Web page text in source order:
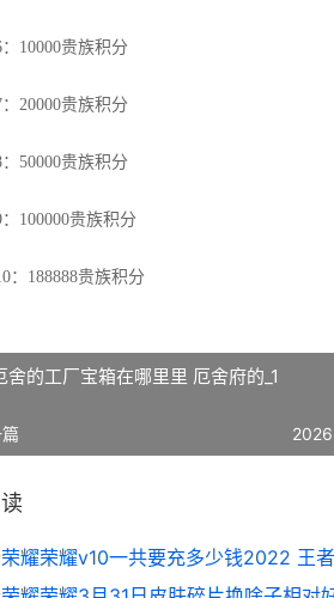
贵族积分
贵族积分
贵族积分
贵族积分
188888贵族积分
舍的工厂宝箱在哪里里 厄舍府的_1